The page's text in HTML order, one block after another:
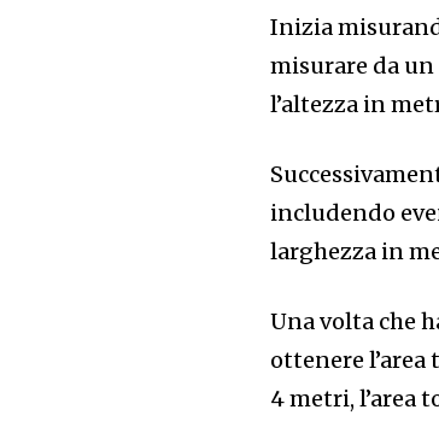
Inizia
misurare da
l’altezza in
includendo
larghezza in
Una volta che
ottenere l’area
4 metri, l’area